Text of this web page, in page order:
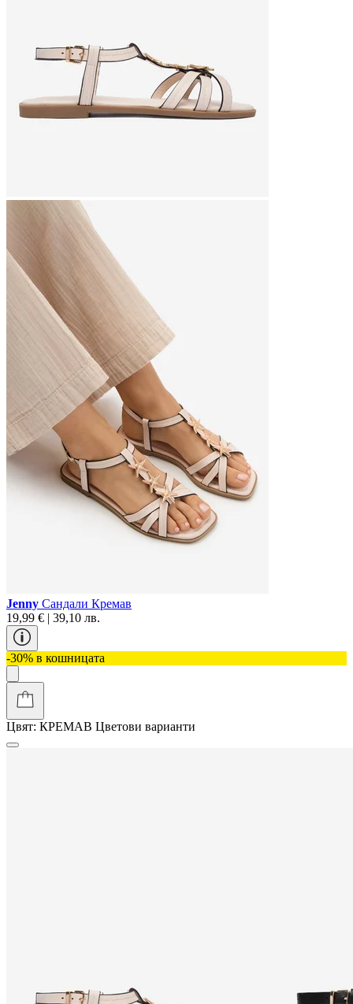
Jenny Сандали Кремав
19,99 € | 39,10 лв.
-30% в кошницата
Цвят: КРЕМАВ Цветови варианти